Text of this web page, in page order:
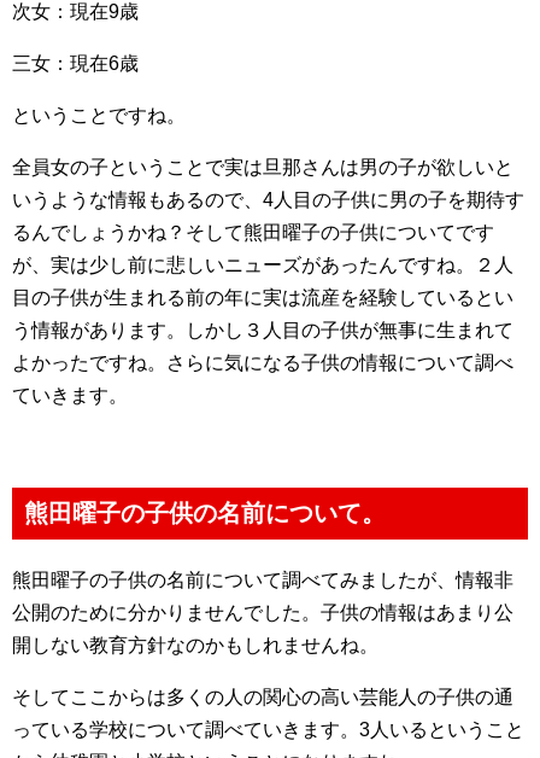
次女：現在9歳
三女：現在6歳
ということですね。
全員女の子ということで実は旦那さんは男の子が欲しいと
いうような情報もあるので、4人目の子供に男の子を期待す
るんでしょうかね？そして熊田曜子の子供についてです
が、実は少し前に悲しいニューズがあったんですね。２人
目の子供が生まれる前の年に実は流産を経験しているとい
う情報があります。しかし３人目の子供が無事に生まれて
よかったですね。さらに気になる子供の情報について調べ
ていきます。
熊田曜子の子供の名前について。
熊田曜子の子供の名前について調べてみましたが、情報非
公開のために分かりませんでした。子供の情報はあまり公
開しない教育方針なのかもしれませんね。
そしてここからは多くの人の関心の高い芸能人の子供の通
っている学校について調べていきます。3人いるということ